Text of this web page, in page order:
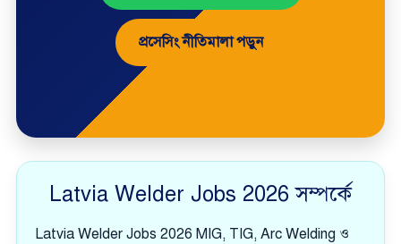
প্রসেসিং নীতিমালা পড়ুন
Latvia Welder Jobs 2026 সম্পর্কে
Latvia Welder Jobs 2026 MIG, TIG, Arc Welding ও